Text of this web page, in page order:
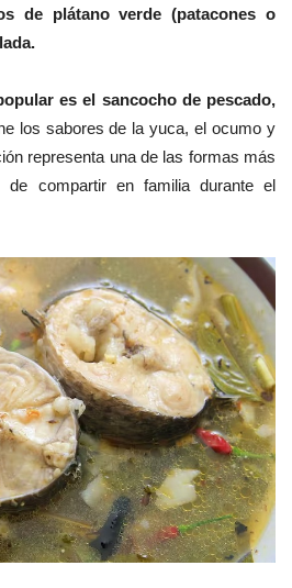
de plátano verde (patacones o
es el sancocho de pescado,
los sabores de la yuca, el ocumo y
representa una de las formas más
de compartir en familia durante el